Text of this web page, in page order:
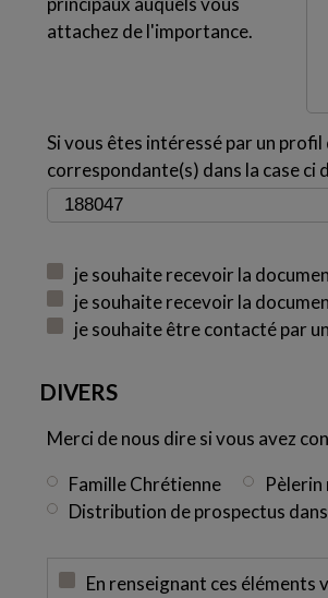
attachez de l'importance.
Si vous êtes intéressé par un profil
correspondante(s) dans la case ci
je souhaite recevoir la
je souhaite recevoir la
je souhaite être contacté par
DIVERS
Merci de nous dire si vous avez
Famille Chrétienne
Pèlerin
Distribution de prospectus
En renseignant ces éléments